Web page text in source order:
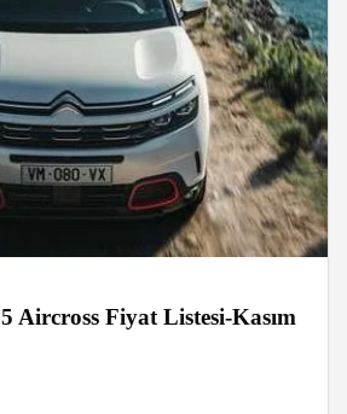
Aircross Fiyat Listesi-Kasım